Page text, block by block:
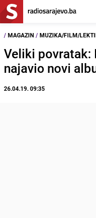
/ MAGAZIN / MUZIKA/FILM/
Veliki povratak:
najavio novi
26.04.19. 09:35